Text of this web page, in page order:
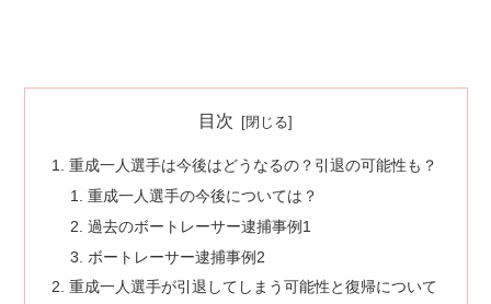
目次
重成一人選手は今後はどうなるの？引退の可能性も？
重成一人選手の今後については？
過去のボートレーサー逮捕事例1
ボートレーサー逮捕事例2
重成一人選手が引退してしまう可能性と復帰について